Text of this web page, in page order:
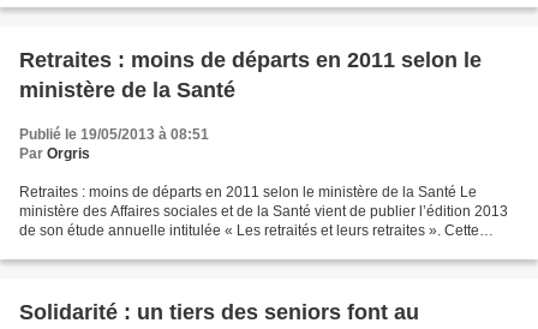
Retraites : moins de départs en 2011 selon le
ministère de la Santé
Publié le 19/05/2013 à 08:51
Par Orgris
Retraites : moins de départs en 2011 selon le ministère de la Santé Le
ministère des Affaires sociales et de la Santé vient de publier l’édition 2013
de son étude annuelle intitulée « Les retraités et leurs retraites ». Cette
Solidarité : un tiers des seniors font au